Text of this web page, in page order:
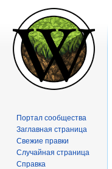
Портал сообщества
Заглавная страница
Свежие правки
Случайная страница
Справка